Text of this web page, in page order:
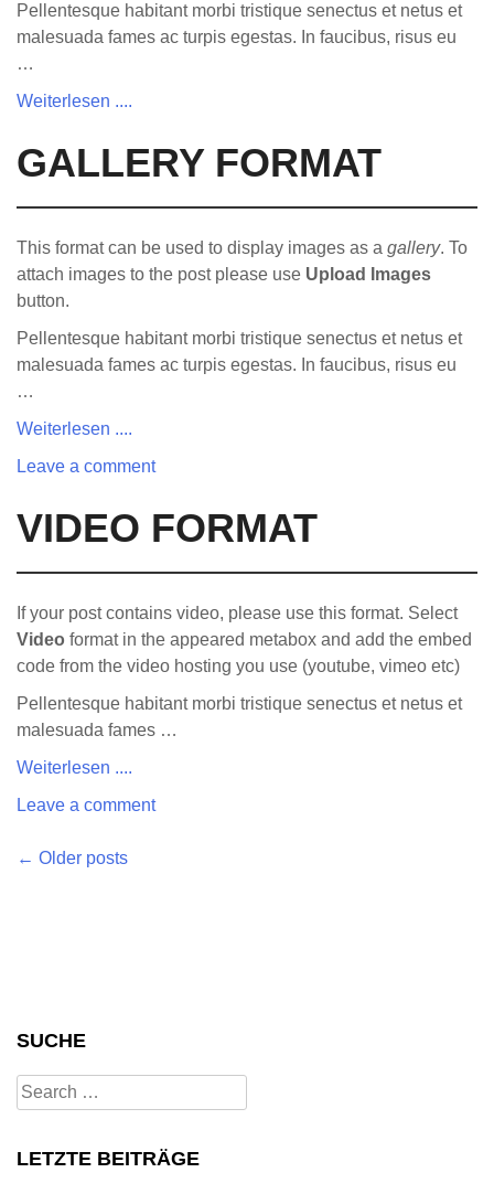
Pellentesque habitant morbi tristique senectus et netus et
malesuada fames ac turpis egestas. In faucibus, risus eu
…
Weiterlesen ....
GALLERY FORMAT
This format can be used to display images as a gallery. To
attach images to the post please use Upload Images
button.
Pellentesque habitant morbi tristique senectus et netus et
malesuada fames ac turpis egestas. In faucibus, risus eu
…
Weiterlesen ....
Leave a comment
VIDEO FORMAT
If your post contains video, please use this format. Select
Video format in the appeared metabox and add the embed
code from the video hosting you use (youtube, vimeo etc)
Pellentesque habitant morbi tristique senectus et netus et
malesuada fames …
Weiterlesen ....
Leave a comment
Posts
← Older posts
SUCHE
Search
for:
LETZTE BEITRÄGE